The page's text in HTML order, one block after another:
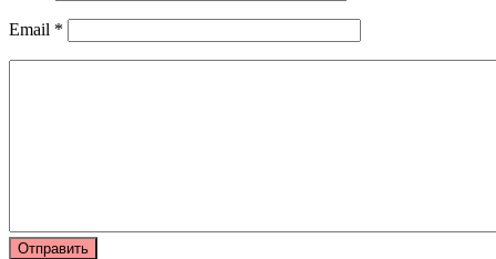
Email *